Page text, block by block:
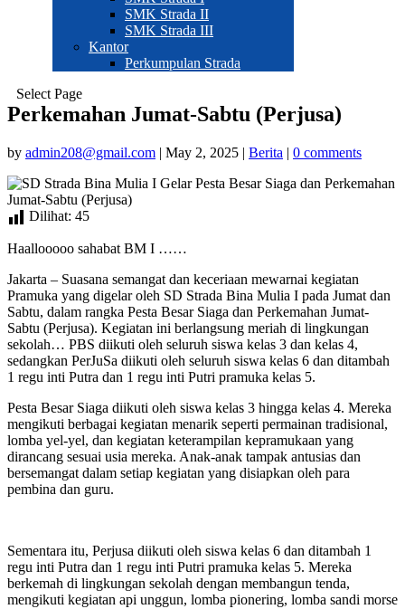
SMK Strada II
SMK Strada III
Kantor
Perkumpulan Strada
Select Page
Perkemahan Jumat-Sabtu (Perjusa)
by admin208@gmail.com | May 2, 2025 | Berita | 0 comments
Dilihat: 45
Haallooooo sahabat BM I ……
Jakarta – Suasana semangat dan keceriaan mewarnai kegiatan
Pramuka yang digelar oleh SD Strada Bina Mulia I pada Jumat dan
Sabtu, dalam rangka Pesta Besar Siaga dan Perkemahan Jumat-
Sabtu (Perjusa). Kegiatan ini berlangsung meriah di lingkungan
sekolah… PBS diikuti oleh seluruh siswa kelas 3 dan kelas 4,
sedangkan PerJuSa diikuti oleh seluruh siswa kelas 6 dan ditambah
1 regu inti Putra dan 1 regu inti Putri pramuka kelas 5.
Pesta Besar Siaga diikuti oleh siswa kelas 3 hingga kelas 4. Mereka
mengikuti berbagai kegiatan menarik seperti permainan tradisional,
lomba yel-yel, dan kegiatan keterampilan kepramukaan yang
dirancang sesuai usia mereka. Anak-anak tampak antusias dan
bersemangat dalam setiap kegiatan yang disiapkan oleh para
pembina dan guru.
Sementara itu, Perjusa diikuti oleh siswa kelas 6 dan ditambah 1
regu inti Putra dan 1 regu inti Putri pramuka kelas 5. Mereka
berkemah di lingkungan sekolah dengan membangun tenda,
mengikuti kegiatan api unggun, lomba pionering, lomba sandi morse